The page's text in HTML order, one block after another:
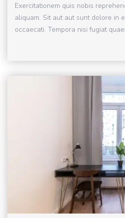
Exercitationem quis nobis
aliquam. Sit aut aut sunt dolore in
occaecati. Tempora nisi fugiat